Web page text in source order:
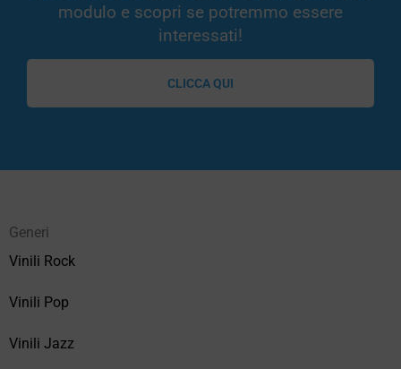
modulo e scopri se potremmo essere
interessati!
CLICCA QUI
Generi
Vinili Rock
Vinili Pop
Vinili Jazz